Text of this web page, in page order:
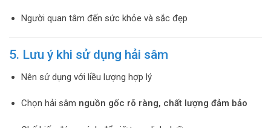
Người quan tâm đến sức khỏe và sắc đẹp
5. Lưu ý khi sử dụng hải sâm
Nên sử dụng với liều lượng hợp lý
Chọn hải sâm nguồn gốc rõ ràng, chất lượng đảm bảo